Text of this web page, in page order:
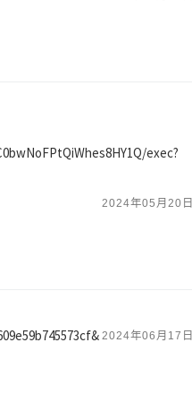
exec?
2024年05月20
2024年06月17